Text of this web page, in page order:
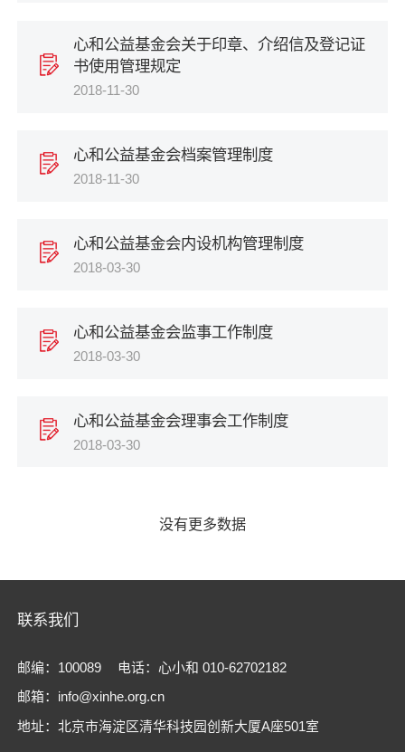
心和公益基金会关于印章、介绍信及登记证
书使用管理规定
2018-11-30
心和公益基金会档案管理制度
2018-11-30
心和公益基金会内设机构管理制度
2018-03-30
心和公益基金会监事工作制度
2018-03-30
心和公益基金会理事会工作制度
2018-03-30
没有更多数据
联系我们
邮编：100089
电话：心小和 010-62702182
邮箱：info@xinhe.org.cn
地址：北京市海淀区清华科技园创新大厦A座501室